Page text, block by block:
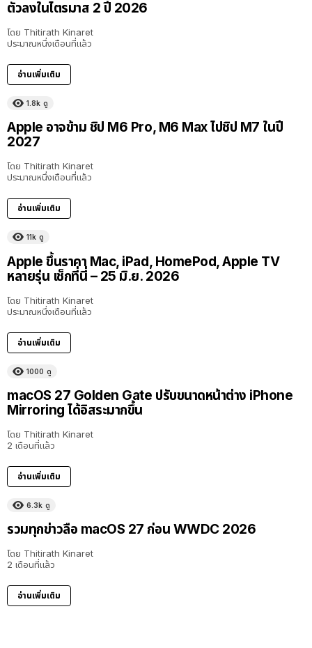
ตัวลงในไตรมาส 2 ปี 2026
โดย Thitirath Kinaret
ประมาณหนึ่งเดือนที่แล้ว
อ่านเพิ่มเติม
1.8k ดู
Apple อาจข้าม ชิป M6 Pro, M6 Max ไปชิป M7 ในปี
2027
โดย Thitirath Kinaret
ประมาณหนึ่งเดือนที่แล้ว
อ่านเพิ่มเติม
11k ดู
Apple ขึ้นราคา Mac, iPad, HomePod, Apple TV
หลายรุ่น เช็กที่นี่ – 25 มิ.ย. 2026
โดย Thitirath Kinaret
ประมาณหนึ่งเดือนที่แล้ว
อ่านเพิ่มเติม
1000 ดู
macOS 27 Golden Gate ปรับขนาดหน้าต่าง iPhone
Mirroring ได้อิสระมากขึ้น
โดย Thitirath Kinaret
2 เดือนที่แล้ว
อ่านเพิ่มเติม
6.3k ดู
รวมทุกข่าวลือ macOS 27 ก่อน WWDC 2026
โดย Thitirath Kinaret
2 เดือนที่แล้ว
อ่านเพิ่มเติม